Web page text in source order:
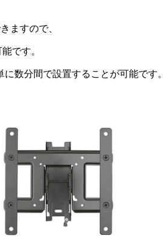
ますので、
です。
数分間で設置することが可能です。